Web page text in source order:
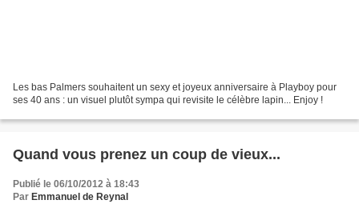
Les bas Palmers souhaitent un sexy et joyeux anniversaire à Playboy pour
ses 40 ans : un visuel plutôt sympa qui revisite le célèbre lapin... Enjoy !
Quand vous prenez un coup de vieux...
Publié le 06/10/2012 à 18:43
Par Emmanuel de Reynal